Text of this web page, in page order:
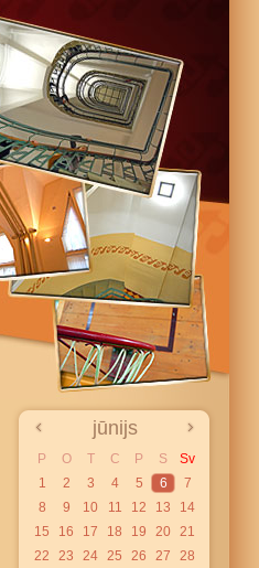
jūnijs
P O T C P S
Sv
1
2 3 4 5 6
7
8
9 10 11 12 13
14
15
16 17 18 19 20 21
22
23 24 25 26 27
28